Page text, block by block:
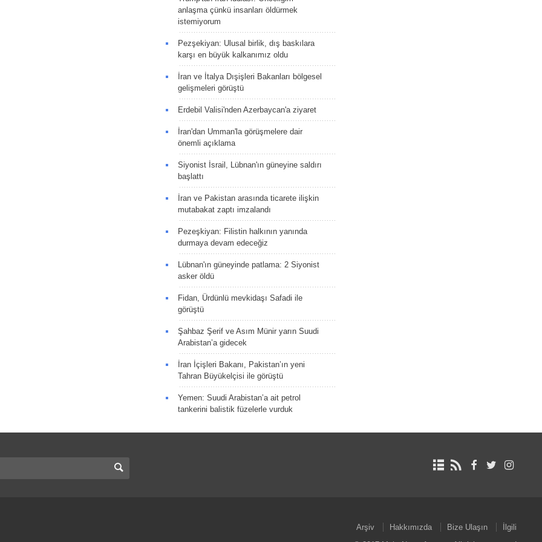
anlaşma çünkü insanları öldürmek
istemiyorum
Pezşekiyan: Ulusal birlik, dış baskılara
karşı en büyük kalkanımız oldu
İran ve İtalya Dışişleri Bakanları bölgesel
gelişmeleri görüştü
Erdebil Valisi'nden Azerbaycan'a ziyaret
İran'dan Umman'la görüşmelere dair
önemli açıklama
Siyonist İsrail, Lübnan'ın güneyine saldırı
başlattı
İran ve Pakistan arasında ticarete ilişkin
mutabakat zaptı imzalandı
Pezeşkiyan: Filistin halkının yanında
durmaya devam edeceğiz
Lübnan'ın güneyinde patlama: 2 Siyonist
asker öldü
Fidan, Ürdünlü mevkidaşı Safadi ile
görüştü
Şahbaz Şerif ve Asım Münir yarın Suudi
Arabistan’a gidecek
İran İçişleri Bakanı, Pakistan’ın yeni
Tahran Büyükelçisi ile görüştü
Yemen: Suudi Arabistan’a ait petrol
tankerini balistik füzelerle vurduk
Arşiv Hakkımızda Bize Ulaşın
İlgili